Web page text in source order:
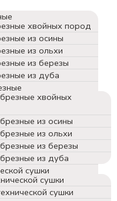
хвойных пород
из осины
из ольхи
из березы
из дуба
хвойных
из осины
из ольхи
из березы
из дуба
сушки
сушки
сушки